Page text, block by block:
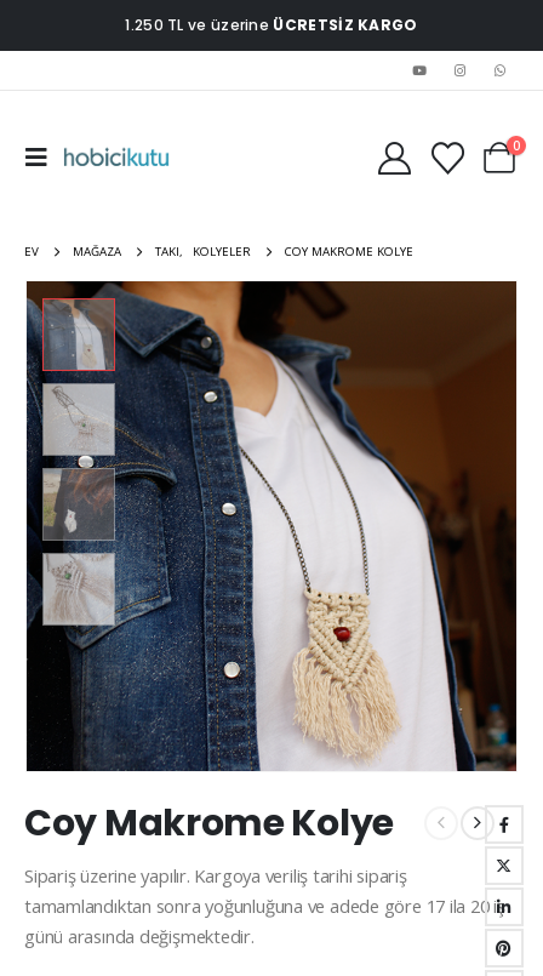
1.250 TL ve üzerine ÜCRETSİZ KARGO
0
EV MAĞAZA TAKI, KOLYELER COY MAKROME KOLYE
Coy Makrome Kolye
Sipariş üzerine yapılır. Kargoya veriliş tarihi sipariş
tamamlandıktan sonra yoğunluğuna ve adede göre 17 ila 20 iş
günü arasında değişmektedir.